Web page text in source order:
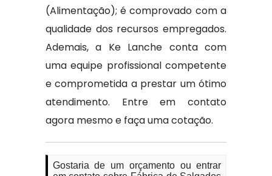
(Alimentação); é comprovado com a
qualidade dos recursos empregados.
Ademais, a Ke Lanche conta com
uma equipe profissional competente
e comprometida a prestar um ótimo
atendimento. Entre em contato
agora mesmo e faça uma cotação.
Gostaria de um orçamento ou entrar